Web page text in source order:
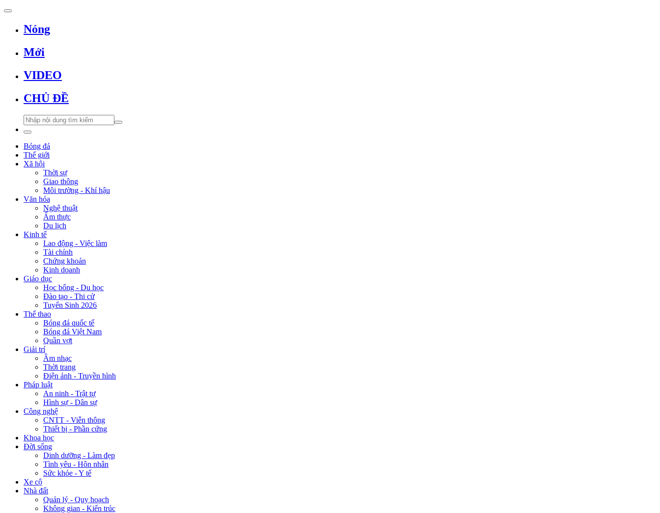
Nóng
Mới
VIDEO
CHỦ ĐỀ
Bóng đá
Thế giới
Xã hội
Thời sự
Giao thông
Môi trường - Khí hậu
Văn hóa
Nghệ thuật
Ẩm thực
Du lịch
Kinh tế
Lao động - Việc làm
Tài chính
Chứng khoán
Kinh doanh
Giáo dục
Học bổng - Du học
Đào tạo - Thi cử
Tuyển Sinh 2026
Thể thao
Bóng đá quốc tế
Bóng đá Việt Nam
Quần vợt
Giải trí
Âm nhạc
Thời trang
Điện ảnh - Truyền hình
Pháp luật
An ninh - Trật tự
Hình sự - Dân sự
Công nghệ
CNTT - Viễn thông
Thiết bị - Phần cứng
Khoa học
Đời sống
Dinh dưỡng - Làm đẹp
Tình yêu - Hôn nhân
Sức khỏe - Y tế
Xe cộ
Nhà đất
Quản lý - Quy hoạch
Không gian - Kiến trúc